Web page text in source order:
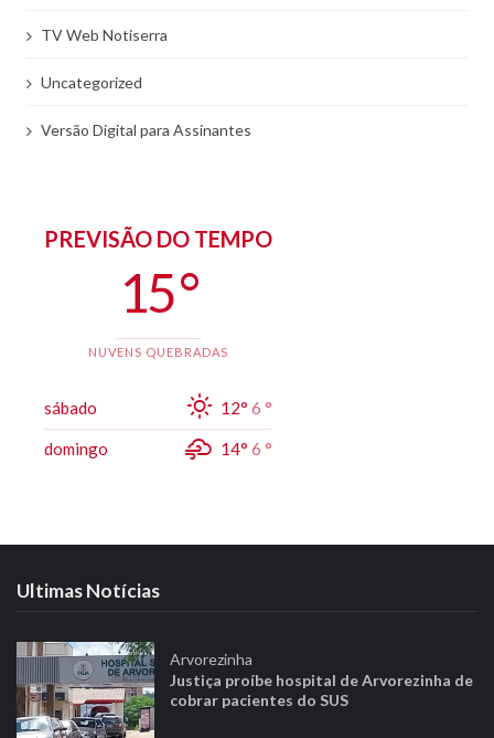
TV Web Notiserra
Uncategorized
Versão Digital para Assinantes
PREVISÃO DO TEMPO
15 °
NUVENS QUEBRADAS
sábado 12° 6 °
domingo 14° 6 °
Ultimas Notícias
Arvorezinha
Justiça proíbe hospital de Arvorezinha de
cobrar pacientes do SUS